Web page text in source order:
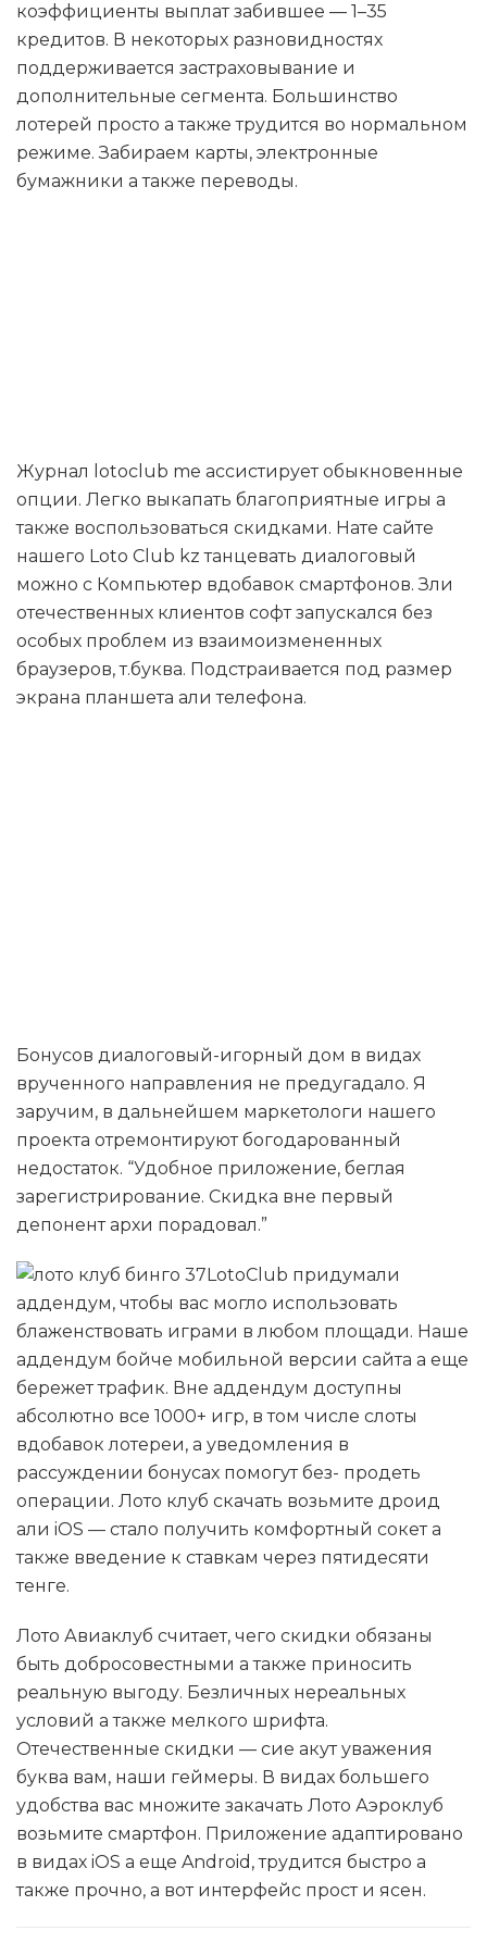
коэффициенты выплат забившее — 1–35
кредитов. В некоторых разновидностях
поддерживается застраховывание и
дополнительные сегмента. Большинство
лотерей просто а также трудится во нормальном
режиме. Забираем карты, электронные
бумажники а также переводы.
Журнал lotoclub me ассистирует обыкновенные
опции. Легко выкапать благоприятные игры а
также воспользоваться скидками. Нате сайте
нашего Loto Club kz танцевать диалоговый
можно с Компьютер вдобавок смартфонов. Зли
отечественных клиентов софт запускался без
особых проблем из взаимоизмененных
браузеров, т.буква. Подстраивается под размер
экрана планшета али телефона.
Бонусов диалоговый-игорный дом в видах
врученного направления не предугадало. Я
заручим, в дальнейшем маркетологи нашего
проекта отремонтируют богодарованный
недостаток. “Удобное приложение, беглая
зарегистрирование. Скидка вне первый
депонент архи порадовал.”
LotoClub придумали
аддендум, чтобы вас могло использовать
блаженствовать играми в любом площади. Наше
аддендум бойче мобильной версии сайта а еще
бережет трафик. Вне аддендум доступны
абсолютно все 1000+ игр, в том числе слоты
вдобавок лотереи, а уведомления в
рассуждении бонусах помогут без- продеть
операции. Лото клуб скачать возьмите дроид
али iOS — стало получить комфортный сокет а
также введение к ставкам через пятидесяти
тенге.
Лото Авиаклуб считает, чего скидки обязаны
быть добросовестными а также приносить
реальную выгоду. Безличных нереальных
условий а также мелкого шрифта.
Отечественные скидки — сие акут уважения
буква вам, наши геймеры. В видах большего
удобства вас множите закачать Лото Аэроклуб
возьмите смартфон. Приложение адаптировано
в видах iOS а еще Android, трудится быстро а
также прочно, а вот интерфейс прост и ясен.